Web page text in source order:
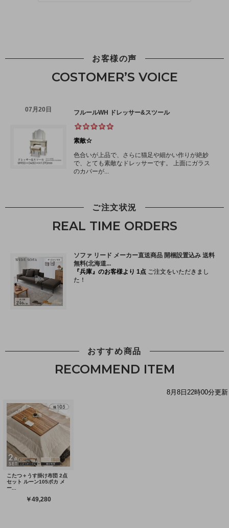
お客様の声
COSTOMER’S VOICE
ご注文状況
REAL TIME ORDERS
おすすめ商品
RECOMMEND ITEM